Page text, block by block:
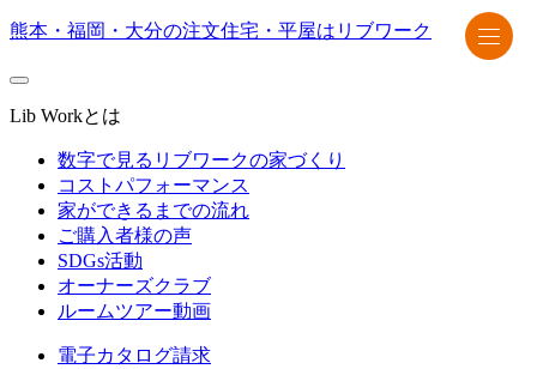
熊本・福岡・大分の注文住宅・平屋はリブワーク
Lib Workとは
数字で見るリブワークの家づくり
コストパフォーマンス
家ができるまでの流れ
ご購入者様の声
SDGs活動
オーナーズクラブ
ルームツアー動画
電子カタログ請求